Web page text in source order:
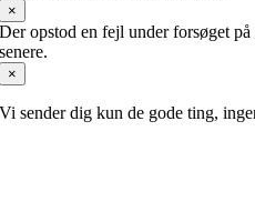
×
Der opstod en fejl under forsøget
senere.
×
Vi sender dig kun de gode ting,